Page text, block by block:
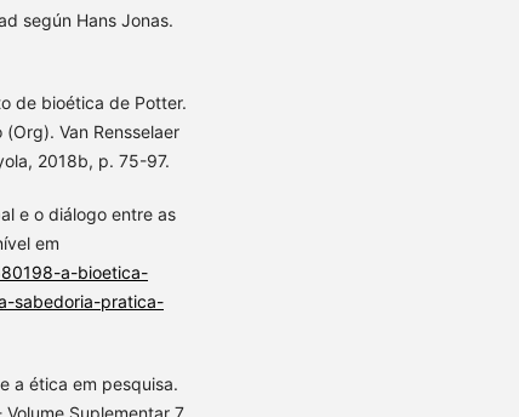
según Hans Jonas.
de bioética de Potter.
(Org). Van Rensselaer
2018b, p. 75-97.
e o diálogo entre as
em
a-bioetica-
sabedoria-pratica-
a ética em pesquisa.